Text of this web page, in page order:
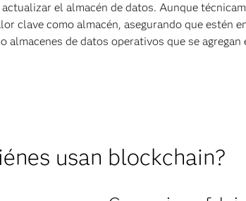
el almacén de datos. Aunque
clave como almacén, asegurando que estén
de datos operativos que se
usan blockchain?